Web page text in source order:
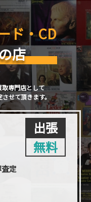
ド・CD
店
専門店として
せて頂きます。
出張
無料
定